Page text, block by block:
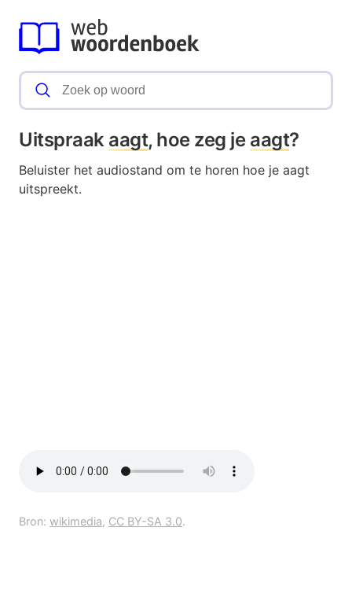
Uitspraak aagt, hoe zeg je aagt?
Beluister het audiostand om te horen hoe je aagt
uitspreekt.
Bron: wikimedia, CC BY-SA 3.0.